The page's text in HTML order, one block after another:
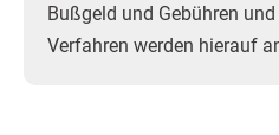
Bußgeld und Gebühren
Verfahren werden hierauf